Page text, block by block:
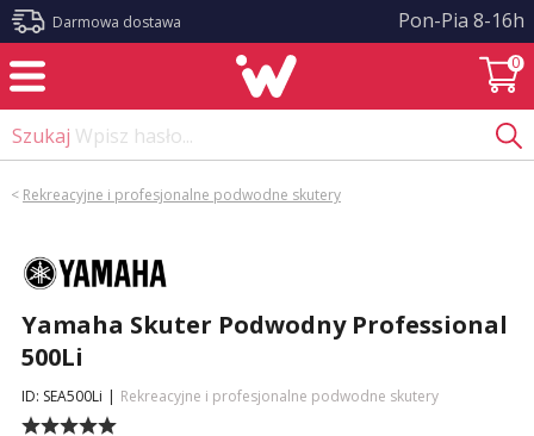
Darmowa dostawa Pon-Pia 8-16h
0
Szukaj Wpisz hasło...
< Rekreacyjne i profesjonalne podwodne skutery
Yamaha Skuter Podwodny Professional
500Li
ID: SEA500Li | Rekreacyjne i profesjonalne podwodne skutery
?>